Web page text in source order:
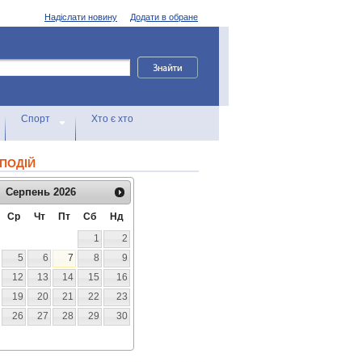
Додати в обране
Надіслати новину
Спорт Хто є хто
Серпень 2026
Ср Чт Пт Сб
Нд
1
2
5 6 7 8
9
12 13 14 15
16
19 20 21 22
23
26 27 28 29
30